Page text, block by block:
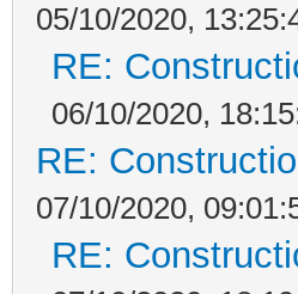
05/10/2020,
RE:
06/10/2020,
RE:
07/10/2020,
RE: